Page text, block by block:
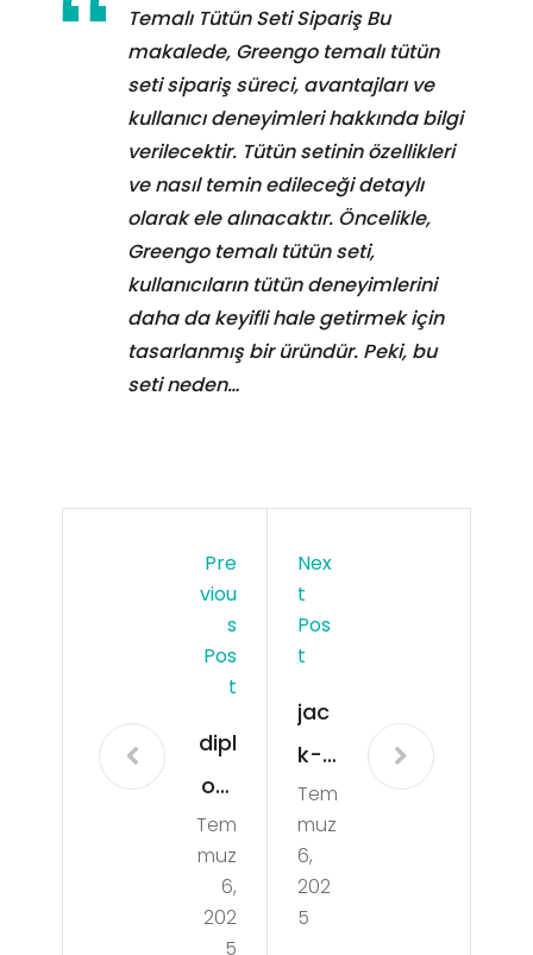
Temalı Tütün Seti Sipariş Bu
makalede, Greengo temalı tütün
seti sipariş süreci, avantajları ve
kullanıcı deneyimleri hakkında bilgi
verilecektir. Tütün setinin özellikleri
ve nasıl temin edileceği detaylı
olarak ele alınacaktır. Öncelikle,
Greengo temalı tütün seti,
kullanıcıların tütün deneyimlerini
daha da keyifli hale getirmek için
tasarlanmış bir üründür. Peki, bu
seti neden…
Pre
Viou
S
Pos
T
dipl
om
ati
cos
-
Tem
muz
6,
202
5
Nex
T
Pos
T
jac
k-
da
niel
s-
ten
Tem
muz
6,
202
5